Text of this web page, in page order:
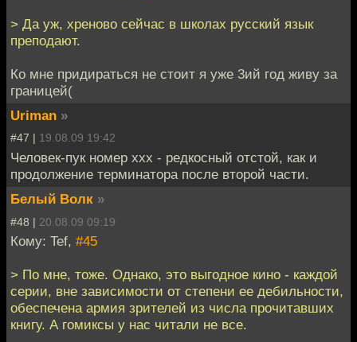
> Да уж, хреново сейчас в школах русский язык
преподают.
Ко мне придираться не стоит я уже 3ий год живу за
границей(
Uriman »
#47 | 19.08.09 19:42
Человек-пук номер ххх - редкосный отстой, как и
продолжение терминатора после второй части.
Белый Волк »
#48 | 20.08.09 09:19
Кому: Tef, #45
> По мне, тоже. Однако, это выгодное кино - каждой
серии, вне зависимости от степени ее дебильности,
обеспечена армия зрителей из числа прочитавших
книгу. А гомиксы у нас читали не все.